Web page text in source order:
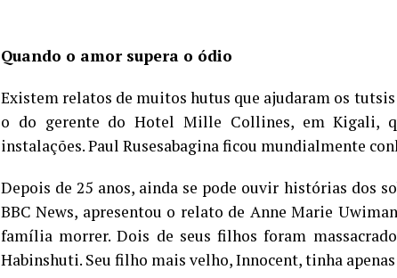
Quando o amor supera o ódio
Existem relatos de muitos hutus que ajudaram os
o do gerente do Hotel Mille Collines, em Kigali,
instalações. Paul Rusesabagina ficou mundialmente
Depois de 25 anos, ainda se pode ouvir histórias dos
BBC News, apresentou o relato de Anne Marie
família morrer. Dois de seus filhos foram
Habinshuti. Seu filho mais velho, Innocent, tinha apenas